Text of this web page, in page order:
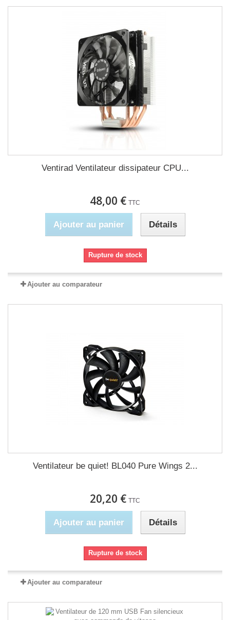
Ventirad Ventilateur dissipateur CPU...
48,00 € TTC
Ajouter au panier Détails
Rupture de stock
Ajouter au comparateur
Ventilateur be quiet! BL040 Pure Wings 2...
20,20 € TTC
Ajouter au panier Détails
Rupture de stock
Ajouter au comparateur